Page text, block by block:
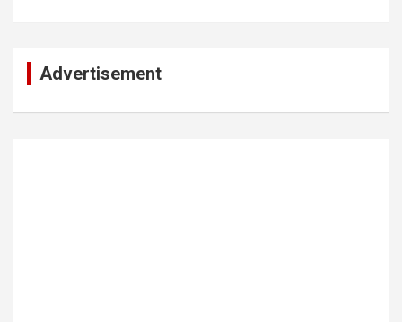
Advertisement